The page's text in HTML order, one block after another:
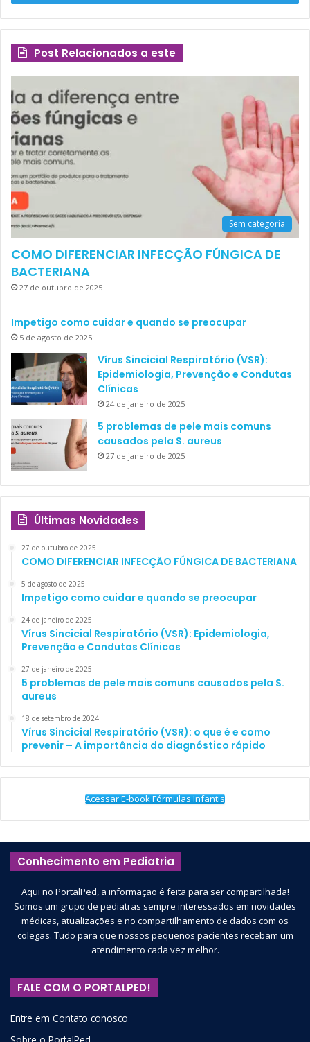
Post Relacionados a este
Sem categoria
COMO DIFERENCIAR INFECÇÃO FÚNGICA DE
BACTERIANA
27 de outubro de 2025
Impetigo como cuidar e quando se preocupar
5 de agosto de 2025
Vírus Sincicial Respiratório (VSR):
Epidemiologia, Prevenção e Condutas
Clínicas
24 de janeiro de 2025
5 problemas de pele mais comuns
causados pela S. aureus
27 de janeiro de 2025
Últimas Novidades
27 de outubro de 2025
COMO DIFERENCIAR INFECÇÃO FÚNGICA DE BACTERIANA
5 de agosto de 2025
Impetigo como cuidar e quando se preocupar
24 de janeiro de 2025
Vírus Sincicial Respiratório (VSR): Epidemiologia,
Prevenção e Condutas Clínicas
27 de janeiro de 2025
5 problemas de pele mais comuns causados pela S.
aureus
18 de setembro de 2024
Vírus Sincicial Respiratório (VSR): o que é e como
prevenir – A importância do diagnóstico rápido
Acessar E-book Fórmulas Infantis
Conhecimento em Pediatria
Aqui no PortalPed, a informação é feita para ser compartilhada!
Somos um grupo de pediatras sempre interessados em novidades
médicas, atualizações e no compartilhamento de dados com os
colegas. Tudo para que nossos pequenos pacientes recebam um
atendimento cada vez melhor.
FALE COM O PORTALPED!
Entre em Contato conosco